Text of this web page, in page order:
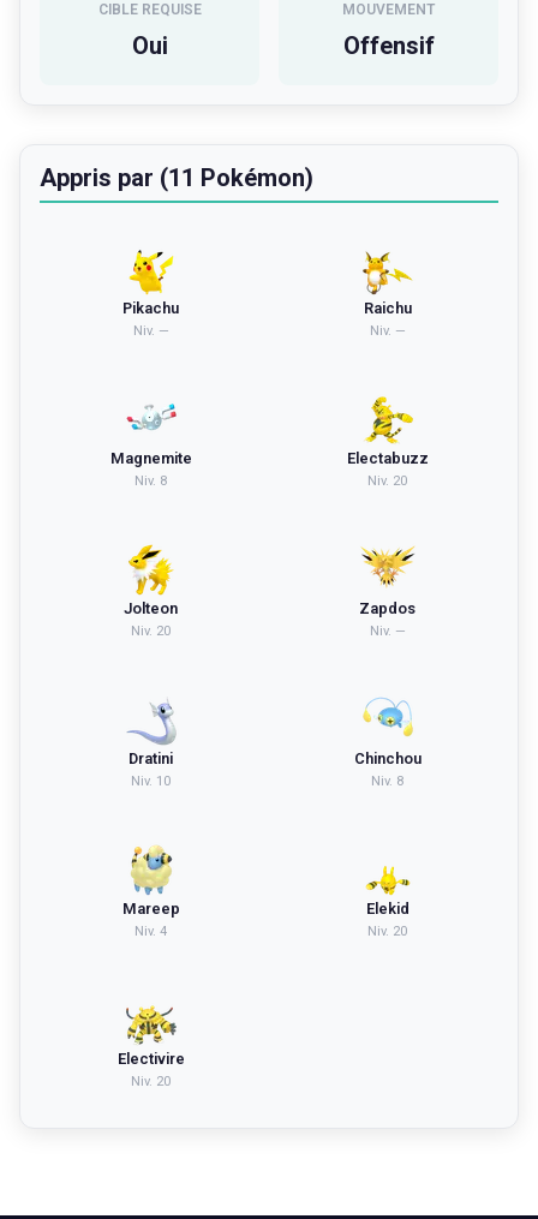
CIBLE REQUISE
Oui
MOUVEMENT
Offensif
Appris par (11 Pokémon)
Pikachu
Niv. —
Raichu
Niv. —
Magnemite
Niv. 8
Electabuzz
Niv. 20
Jolteon
Niv. 20
Zapdos
Niv. —
Dratini
Niv. 10
Chinchou
Niv. 8
Mareep
Niv. 4
Elekid
Niv. 20
Electivire
Niv. 20